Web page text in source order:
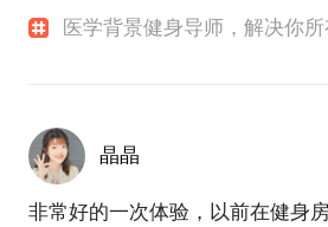
医学背景健身导师，解决你
晶晶
非常好的一次体验，以前在健身